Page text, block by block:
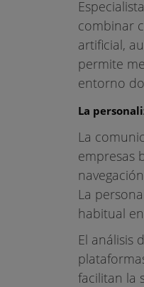
combinar
artificial,
permite
entorno
La
La
empresas
La
habitual
El análisis
facilitan la